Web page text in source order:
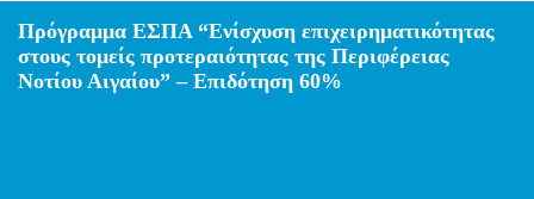
Πρόγραμμα ΕΣΠΑ “Ενίσχυση επιχειρηματικότητας
στους τομείς προτεραιότητας της Περιφέρειας
Νοτίου Αιγαίου” – Επιδότηση 60%